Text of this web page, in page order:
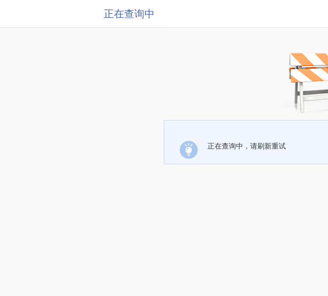
正在查询中
正在查询中，请刷新重试